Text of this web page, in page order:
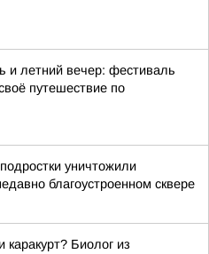
и летний вечер: фестиваль
путешествие по
уничтожили
благоустроенном сквере
каракурт? Биолог из